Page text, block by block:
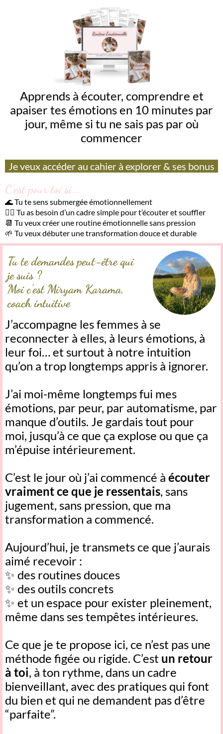
Apprends à écouter, comprendre et
apaiser tes émotions en 10 minutes par
jour, même si tu ne sais pas par où
commencer
Je veux accéder au cahier à explorer & ses bonus
C'est pour toi si...
🌊 Tu te sens submergée émotionnellement
🧘‍♀️ Tu as besoin d’un cadre simple pour t’écouter et souffler
📆 Tu veux créer une routine émotionnelle sans pression
🌱 Tu veux débuter une transformation douce et durable
Tu te demandes peut-être qui
je suis ?
Moi c'est Miryam Karama,
coach intuitive
J’accompagne les femmes à se
reconnecter à elles, à leurs émotions, à
leur foi… et surtout à notre intuition
qu’on a trop longtemps appris à ignorer.
J’ai moi-même longtemps fui mes
émotions, par peur, par automatisme, par
manque d’outils. Je gardais tout pour
moi, jusqu’à ce que ça explose ou que ça
m’épuise intérieurement.
C’est le jour où j’ai commencé à écouter
vraiment ce que je ressentais, sans
jugement, sans pression, que ma
transformation a commencé.
Aujourd’hui, je transmets ce que j’aurais
aimé recevoir :
✨ des routines douces
✨ des outils concrets
✨ et un espace pour exister pleinement,
même dans ses tempêtes intérieures.
Ce que je te propose ici, ce n’est pas une
méthode figée ou rigide. C’est un retour
à toi, à ton rythme, dans un cadre
bienveillant, avec des pratiques qui font
du bien et qui ne demandent pas d’être
“parfaite”.